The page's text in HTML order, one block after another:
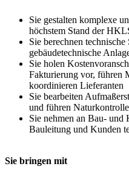
Sie gestalten komplexe
höchstem Stand der
Sie berechnen
gebäudetechnische
Sie holen
Fakturierung vor, führen
koordinieren Lieferanten
Sie bearbeiten
und führen
Sie nehmen an Bau- und
Bauleitung und Kunden
Sie bringen mit